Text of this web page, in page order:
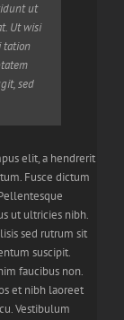
ut
Ut wisi
tation
sed
elit, a hendrerit
Fusce dictum
ut ultricies nibh.
sed rutrum sit
suscipit.
faucibus non.
et nibh laoreet
Vestibulum